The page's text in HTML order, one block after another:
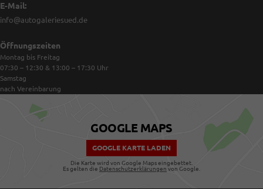
E-Mail:
info@autogaleriesued.de
Öffnungszeiten
Montag bis Freitag
07:30 – 12:30 & 13:00 – 17:30 Uhr
Samstag
nach Vereinbarung
GOOGLE MAPS
GOOGLE KARTE LADEN
Die Karte wird von Google Maps eingebettet.
Es gelten die Datenschutzerklärungen von Google.